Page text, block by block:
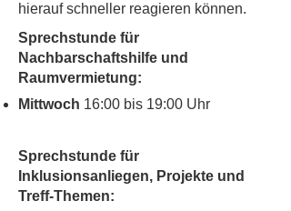
hierauf schneller reagieren können.
Sprechstunde für
Nachbarschaftshilfe und
Raumvermietung:
Mittwoch 16:00 bis 19:00 Uhr
Sprechstunde für
Inklusionsanliegen, Projekte und
Treff-Themen: